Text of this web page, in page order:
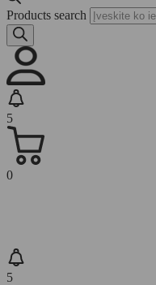
Products search
5
0
5